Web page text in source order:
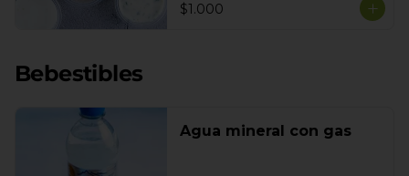
$1.000
Bebestibles
Agua mineral con gas